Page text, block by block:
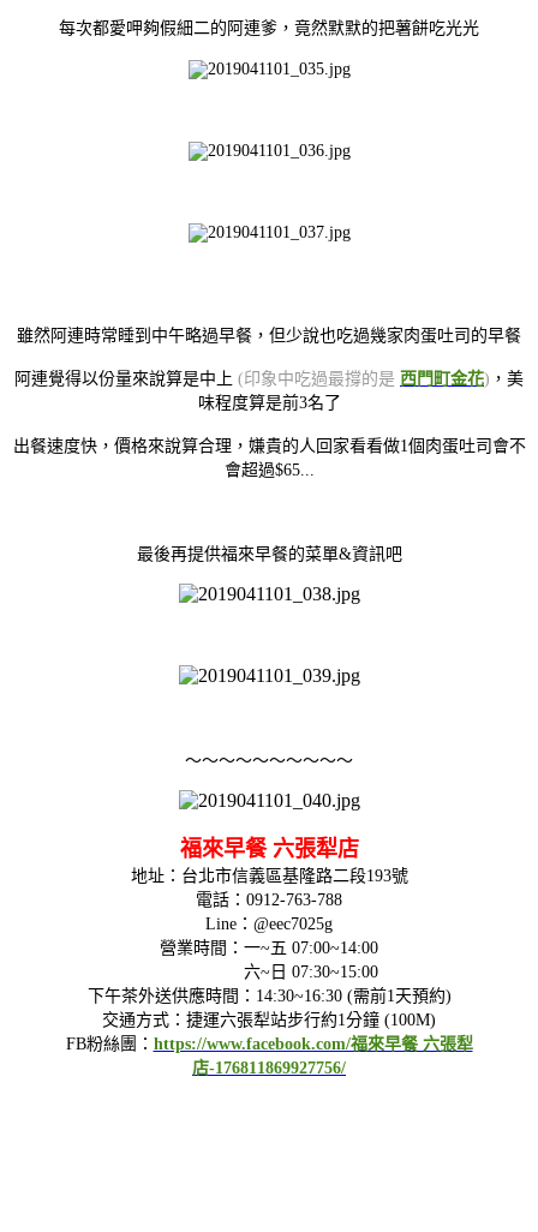
每次都愛呷夠假細二的阿連爹，竟然默默的把薯餅吃光光
雖然阿連時常睡到中午略過早餐，但少說也吃過幾家肉蛋吐司的早餐
阿連覺得以份量來說算是中上 (印象中吃過最撐的是 西門町金花) ，美
味程度算是前3名了
出餐速度快， 價格來說算合理，嫌貴的人回家看看做1個肉蛋吐司會不
會超過$65...
最後再提供福來早餐的菜單&資訊吧
～～～～～～～～～～
福來早餐 六張犁店
地址：台北市信義區基隆路二段193號
電話：0912-763-788
Line：@eec7025g
營業時間：一~五 07:00~14:00
六~日 07:30~15:00
下午茶外送供應時間：14:30~16:30 (需前1天預約)
交通方式：捷運六張犁站步行約1分鐘 (100M)
FB粉絲團： https://www.facebook.com/福來早餐 六張犁
店-176811869927756/